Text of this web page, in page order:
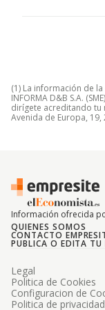
(1) La información de
INFORMA D&B S.A.
dirígete acreditando tu
Avenida de Europa, 19,
Información ofrecida
QUIENES SOMOS
CONTACTO
PUBLICA O EDITA TU
Legal
Politica de Cookies
Configuracion de
Politica de privacidad